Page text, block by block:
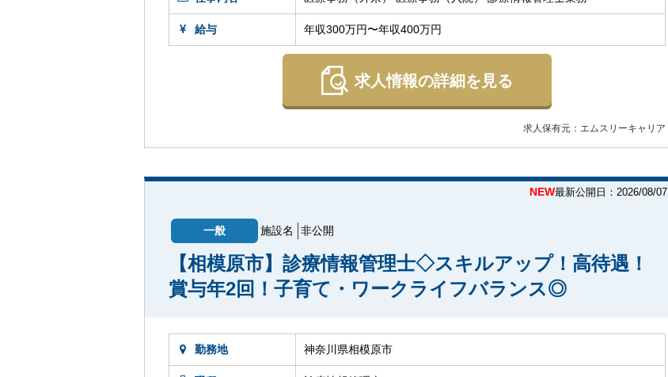
給与 年収300万円〜年収400万円
求人情報の詳細を見る
求人保有元：エムスリーキャリア
NEW最新公開日：2026/08/07
一般 施設名 非公開
【相模原市】診療情報管理士◇スキルアップ！高待遇！
賞与年2回！子育て・ワークライフバランス◎
勤務地 神奈川県相模原市